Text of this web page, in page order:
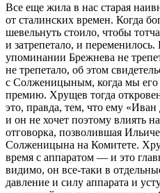
Все еще жила в нас старая
от сталинских времен. Когда
шевельнуть стоило, чтобы
и затрепетало, и
упоминании Брежнева не
не трепетало, об этом
с Солженицыным, когда мы
премию. Хрущев тогда
это, правда, тем, что ему
и он не хочет поэтому влиять
отговорка, позволившая
Солженицына на Комитете.
время с аппаратом — и это
видимо, он все-таки в
давление и силу аппарата и